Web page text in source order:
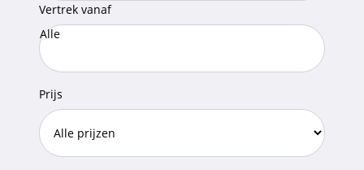
Vertrek vanaf
Alle
Prijs